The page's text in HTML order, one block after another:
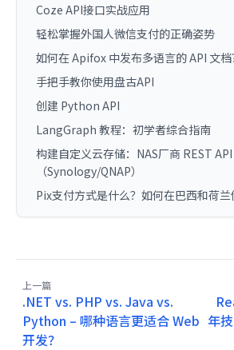
Coze API接口实战应用
轻松掌握外国人微信支付的正确姿势
如何在 Apifox 中发布多语言的 API 文档
手把手教你使用盘古API
创建 Python API
LangGraph 教程：初学者综合指南
构建自定义云存储：NAS厂商 REST
（Synology/QNAP）
Pix支付方式是什么？如何在巴西和荷兰
上一篇
.NET vs. PHP vs. Java vs.
Python – 哪种语言更适合 Web
开发？
年